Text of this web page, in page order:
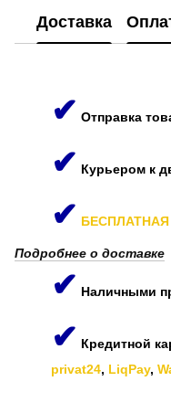
Доставка
✔ Отправка
✔ Курьером к
✔
Подробнее о доставке
✔ Наличными
✔ Кредитной
privat24, LiqPay,